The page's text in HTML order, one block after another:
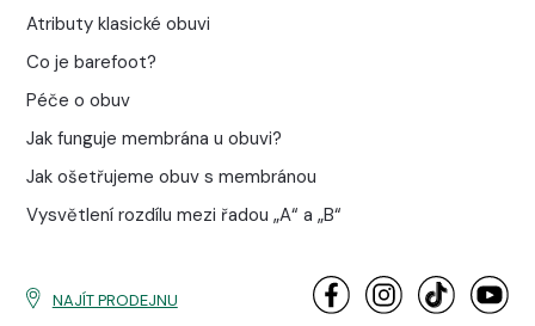
Atributy klasické obuvi
Co je barefoot?
Péče o obuv
Jak funguje membrána u obuvi?
Jak ošetřujeme obuv s membránou
Vysvětlení rozdílu mezi řadou „A“ a „B“
NAJÍT PRODEJNU